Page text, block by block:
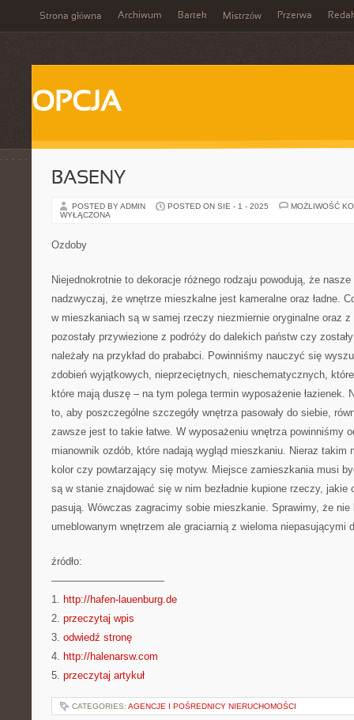
Strona główna Archiwum Bartek Mistrzów Przerwa
OPCJA
BASENY
POSTED BY ADMIN POSTED ON SIE - 1 - 2025
MOŻLIWOŚĆ
WYŁĄCZONA
Ozdoby
Niejednokrotnie to dekoracje różnego rodzaju powodują, że
nadzwyczaj, że wnętrze mieszkalne jest kameralne oraz ładne.
w mieszkaniach są w samej rzeczy niezmiernie oryginalne oraz z
pozostały przywiezione z podróży do dalekich państw czy
należały na przykład do prababci. Powinniśmy nauczyć się
zdobień wyjątkowych, nieprzeciętnych, nieschematycznych,
które mają duszę – na tym polega termin wyposażenie łazienek.
to, aby poszczególne szczegóły wnętrza pasowały do siebie,
zawsze jest to takie łatwe. W wyposażeniu wnętrza powinniśmy
mianownik ozdób, które nadają wygląd mieszkaniu. Nieraz takim
kolor czy powtarzający się motyw. Miejsce zamieszkania musi
są w stanie znajdować się w nim bezładnie kupione rzeczy, jakie
pasują. Wówczas zagracimy sobie mieszkanie. Sprawimy, że nie
umeblowanym wnętrzem ale graciarnią z wieloma niepasującymi
źródło:
———————————
1. http://hafen-lauenburg.de
2. przeczytaj wpis
3. odwiedź stronę
4. http://halenarsw.com
5. przeczytaj artykuł
CATEGORIES: AGENCJE I POŚREDNICY NIERUCHOMOŚCI